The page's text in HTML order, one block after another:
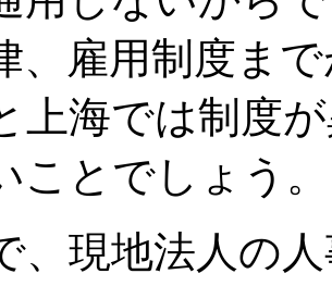
、雇用制度ま
上海では制度
ことでしょう。
現地法人の